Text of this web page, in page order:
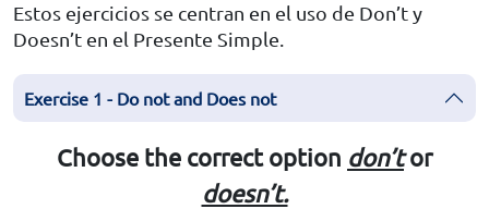
Estos ejercicios se centran en el uso de Don’t y
Doesn’t en el Presente Simple.
Exercise 1 - Do not and Does not
Choose the correct option don’tor
doesn’t.